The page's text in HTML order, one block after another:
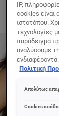
IP,
cookies είναι
ιστοτόπου.
τεχνολογίες
παράδειγμα
αναλύσουμε
σας για τη
(«Απόρριψη
επιλογές
Πολιτική
Απολύτως
Cookies